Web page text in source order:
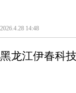
2026.4.28 14:48
黑龙江伊春科